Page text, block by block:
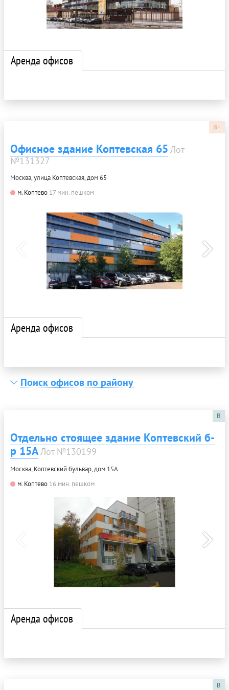
Аренда офисов
B+
Офисное здание Коптевская 65 Лот
№131327
Москва, улица Коптевская, дом 65
м. Коптево 17 мин. пешком
Аренда офисов
Поиск офисов по району
B
Отдельно стоящее здание Коптевский б-
р 15А Лот №130199
Москва, Коптевский бульвар, дом 15А
м. Коптево 16 мин. пешком
Аренда офисов
B